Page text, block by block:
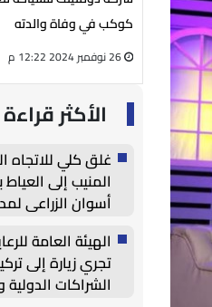
محمود
كوكب في وفاة والدته
الأكثر قراءة
غلق كلي للاتجاه
المنيب إلى
أسوان الزراعي لمدة 4
الهيئة العامة
تجري زيارة إلى
الشراكات الدولية